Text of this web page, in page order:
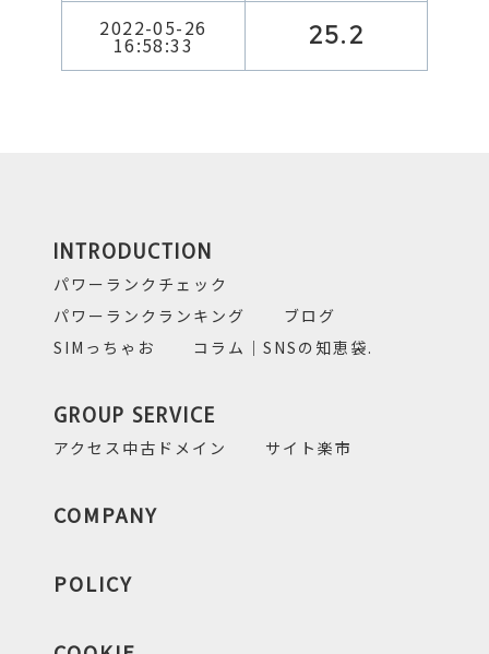
2022-05-26
16:58:33 25.2
INTRODUCTION
パワーランクチェック
パワーランクランキング
ブログ
SIMっちゃお
コラム｜SNSの知恵袋.
GROUP SERVICE
アクセス中古ドメイン サイト楽市
COMPANY
POLICY